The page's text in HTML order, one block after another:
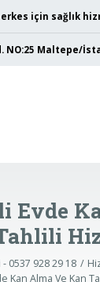
için sağlık
NO:25 Maltepe/
Evde
0537 928 29 18
Kan Alma Ve Kan